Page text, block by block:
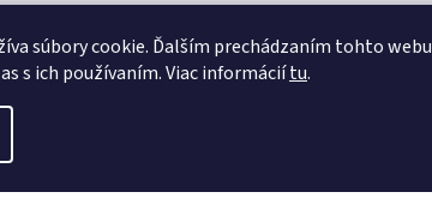
súbory cookie. Ďalším prechádzaním tohto webu
s ich používaním. Viac informáciítu.